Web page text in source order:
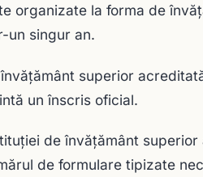
organizate la forma de
un singur an.
superior
un înscris oficial.
de învăţământ
de formulare tipizate